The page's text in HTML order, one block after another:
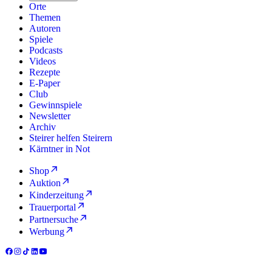
Orte
Themen
Autoren
Spiele
Podcasts
Videos
Rezepte
E-Paper
Club
Gewinnspiele
Newsletter
Archiv
Steirer helfen Steirern
Kärntner in Not
Shop
Auktion
Kinderzeitung
Trauerportal
Partnersuche
Werbung